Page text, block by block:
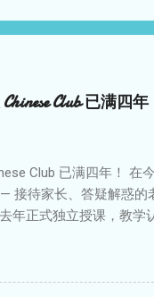
Club 已满四年
Club 已满四年！ 在
接待家长、答疑解惑的
年正式独立授课，教学
这次摊位前热闹非凡
高质量的中文教学，